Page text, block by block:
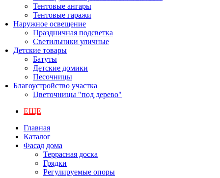
Тентовые ангары
Тентовые гаражи
Наружное освещение
Праздничная подсветка
Светильники уличные
Детские товары
Батуты
Детские домики
Песочницы
Благоустройство участка
Цветочницы "под дерево"
ЕЩЕ
Главная
Каталог
Фасад дома
Террасная доска
Грядки
Регулируемые опоры